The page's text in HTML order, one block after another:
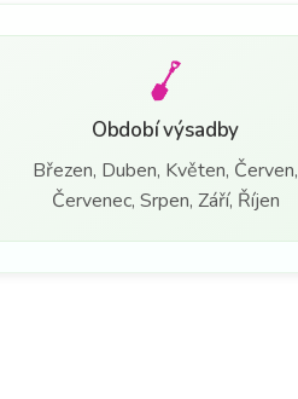
Období výsadby
Březen, Duben, Květen, Červen,
Červenec, Srpen, Září, Říjen